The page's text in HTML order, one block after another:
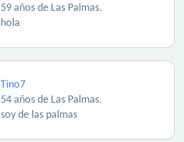
59 años de Las Palmas.
hola
Tino7
54 años de Las Palmas.
soy de las palmas